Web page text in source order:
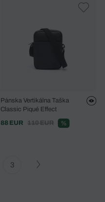
Pánska Vertikálna Taška
Classic Piqué Effect
88 EUR
110 EUR %
3